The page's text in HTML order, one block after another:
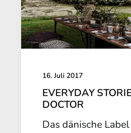
16. Juli 2017
EVERYDAY
DOCTOR
Das dänische